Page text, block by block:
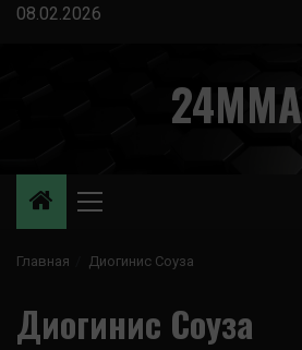
Перейти
08.02.2026
24MMA
Основное
Главная Диогинис Соуза
Диогинис Соуза